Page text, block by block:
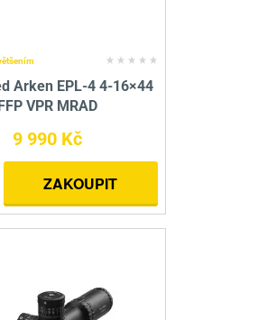
Arken EPL-4 4-16×44
FFP VPR MRAD
9 990 Kč
ZAKOUPIT